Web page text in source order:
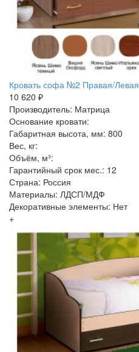
Кровать софа №2 Правая/Левая
10 620 ₽
Производитель: Матрица
Основание кровати:
Габаритная высота, мм: 800
Вес, кг:
Объём, м³:
Гарантийный срок мес.: 12
Страна: Россия
Материалы: ЛДСП/МДФ
Декоративные элементы: Нет
+